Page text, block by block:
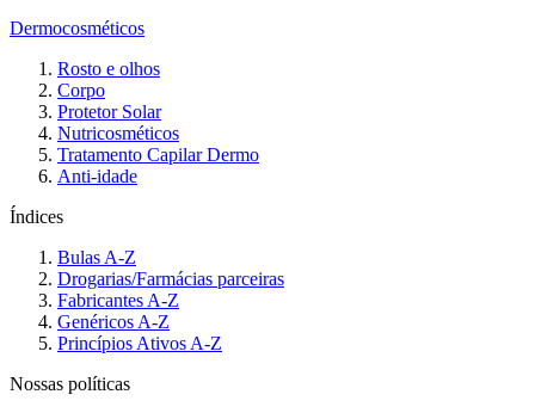
Dermocosméticos
Rosto e olhos
Corpo
Protetor Solar
Nutricosméticos
Tratamento Capilar Dermo
Anti-idade
Índices
Bulas A-Z
Drogarias/Farmácias parceiras
Fabricantes A-Z
Genéricos A-Z
Princípios Ativos A-Z
Nossas políticas